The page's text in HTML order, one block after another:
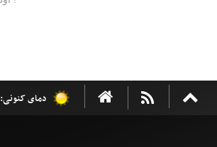
دمای کنونی: 34 °